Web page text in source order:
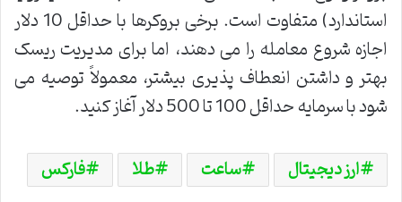
استاندارد) متفاوت است. برخی بروکرها با حداقل 10 دلار
اجازه شروع معامله را می دهند، اما برای مدیریت ریسک
بهتر و داشتن انعطاف پذیری بیشتر، معمولاً توصیه می
شود با سرمایه حداقل 100 تا 500 دلار آغاز کنید.
ارز دیجیتال ساعت طلا فارکس